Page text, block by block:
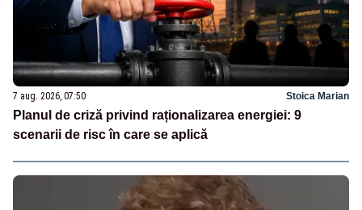
7 aug. 2026, 07:50 Stoica Marian
Planul de criză privind raționalizarea energiei: 9
scenarii de risc în care se aplică